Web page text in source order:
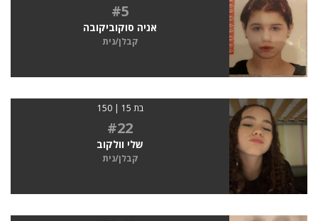
#5
אניה סוקוביקובה
קבלן/נית
בת 15 | 150
#22
שלי וולקוב
קבלן/נית